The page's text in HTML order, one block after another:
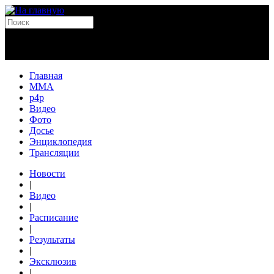
Главная
MMA
p4p
Видео
Фото
Досье
Энциклопедия
Трансляции
Новости
|
Видео
|
Расписание
|
Результаты
|
Эксклюзив